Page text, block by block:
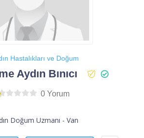
Hastalıkları ve Doğum
Aydın Bınıcı
0 Yorum
Doğum Uzmanı - Van